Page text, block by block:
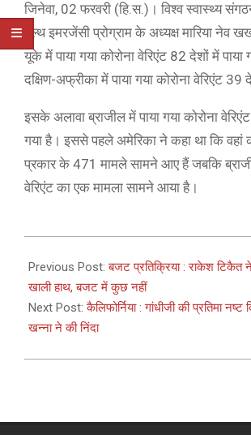
जिनेवा, 02 फरवरी (हि.स.)। विश्व स्वास्थ्य
हेल्थ इमरजेंसी प्रोग्राम के अध्यक्ष मारिया नेव
यूके में पाया गया कोरोना वेरिएंट 82 देशों में
दक्षिण-अफ्रीका में पाया गया कोरोना वेरिएंट 39
इसके अलावा ब्राजील में पाया गया कोरोना
गया है। इससे पहले अमेरिका ने कहा था कि वहां
प्रकार के 471 मामले सामने आए हैं जबकि
वेरिएंट का एक मामला सामने आया है।
02-
02
Previous Post:बजट प्रतिक्रिया : राकेश टिकैत
खाली हाथ, बजट में कुछ नहीं
Next Post:कैलिफोर्निया : गांधीजी की प्रतिमा
खन्ना ने की निंदा